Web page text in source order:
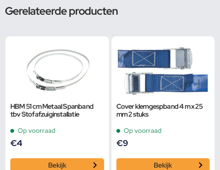
Gerelateerde producten
HBM 51 cm Metaal Spanband
tbv Stofafzuiginstallatie
Op voorraad
€4
Bekijk
Cover klemgespband 4 m x 25
mm 2 stuks
Op voorraad
€9
Bekijk